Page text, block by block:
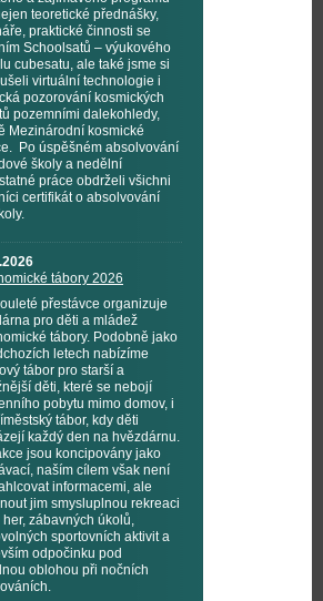
teoretické přednášky,
praktické činnosti se
Schoolsatů – výukového
cubesatu, ale také jsme si
virtuální technologie i
pozorování kosmických
pozemními dalekohledy,
Mezinárodní kosmické
Po úspěšném absolvování
školy a nedělní
práce obdrželi všichni
certifikát o absolvování
tábory 2026
přestávce organizuje
pro děti a mládež
tábory. Podobně jako
letech nabízíme
tábor pro starší a
děti, které se nebojí
pobytu mimo domov, i
tábor, kdy děti
každý den na hvězdárnu.
jsou koncipovány jako
naším cílem však není
informacemi, ale
jim smysluplnou rekreaci
zábavných úkolů,
sportovních aktivit a
odpočinku pod
oblohou při nočních